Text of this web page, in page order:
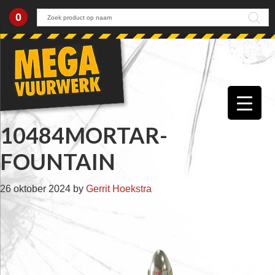
0
Skip
primary
Skip
main
Skip
primary
Skip
footer
10484MORTAR-
FOUNTAIN
26 oktober 2024 by Gerrit Hoekstra